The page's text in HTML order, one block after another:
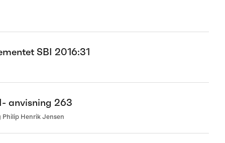
SBI 2016:31
anvisning 263
Henrik Jensen